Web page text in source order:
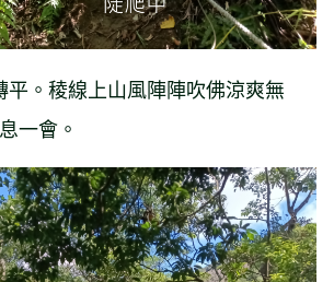
平。稜線上山風陣陣吹佛涼爽無
一會。